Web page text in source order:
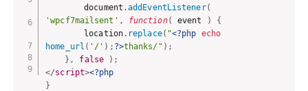
		document
.addEventListener(
'wpcf7mailsent' , function( event )
{
		location
. replace( "<?php echo
home_url ( '/' ) ; ?>thanks/" ) ;
} , false ) ;
</script><?php
}